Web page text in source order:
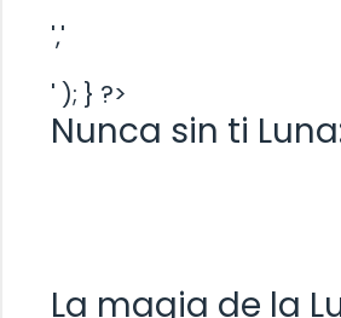
','
' ); } ?>
Nunca sin ti
La magia de la